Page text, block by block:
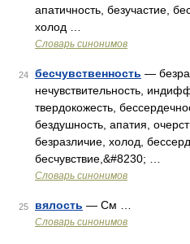
апатичность, безучастие,
холод …
Словарь синонимов
24 бесчувственность —
нечувствительность,
твердокожесть,
бездушность, апатия,
безразличие, холод,
бесчувствие,&#8230; …
Словарь синонимов
25 вялость — См …
Словарь синонимов